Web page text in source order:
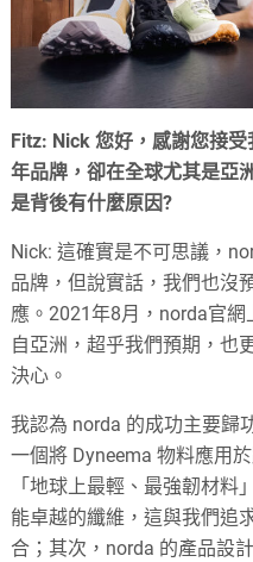
Fitz: Nick 您好，感謝您接
年品牌，卻在全球尤其是亞
是背後有什麼原因?
Nick: 這確實是不可思議，
品牌，但說實話，我們也沒
應。2021年8月，norda官
自亞洲，超乎我們預期，也
決心。
我認為 norda 的成功主要歸
一個將 Dyneema 物料應用
「地球上最輕、最強韌材
能卓越的纖維，這與我們追
合；其次，norda 的產品設